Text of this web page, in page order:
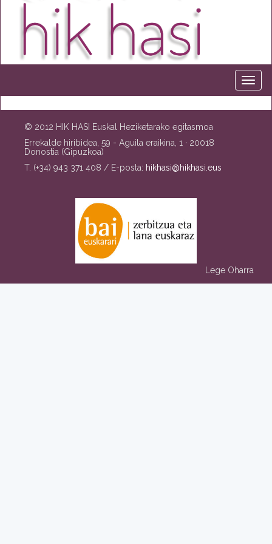
© 2012 HIK HASI Euskal Heziketarako egitasmoa
Errekalde hiribidea, 59 - Aguila eraikina, 1 · 20018
Donostia (Gipuzkoa)
T. (+34) 943 371 408 / E-posta: hikhasi@hikhasi.eus
Lege Oharra